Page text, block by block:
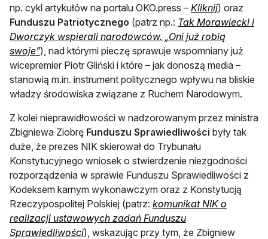
np. cykl artykułów na portalu OKO.press – Kliknijotwiera się
) oraz
Funduszu Patriotycznego (patrz np.: Tak Morawiecki i
Dworczyk wspierali narodowców. „Oni już robią
swoje”otwiera się w nowej karcie
), nad którymi pieczę sprawuje wspomniany już
wicepremier Piotr Gliński i które – jak donoszą media –
stanowią m.in. instrument politycznego wpływu na bliskie
władzy środowiska związane z Ruchem Narodowym.
Z kolei nieprawidłowości w nadzorowanym przez ministra
Zbigniewa Ziobrę Funduszu Sprawiedliwości były tak
duże, że prezes NIK skierował do Trybunału
Konstytucyjnego wniosek o stwierdzenie niezgodności
rozporządzenia w sprawie Funduszu Sprawiedliwości z
Kodeksem karnym wykonawczym oraz z Konstytucją
Rzeczypospolitej Polskiej (patrz: komunikat NIK o
realizacji ustawowych zadań Funduszu
Sprawiedliwościotwiera się w nowej karcie
), wskazując przy tym, że Zbigniew